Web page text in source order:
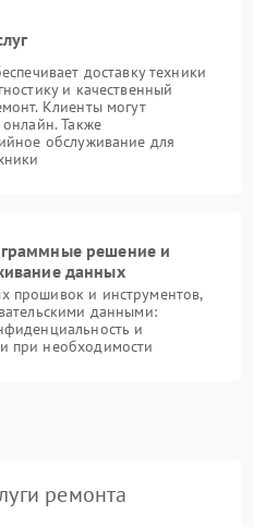
доставку техники
и качественный
Клиенты могут
онлайн. Также
обслуживание для
решение и
данных
прошивок и инструментов,
данными:
и
при необходимости
ремонта